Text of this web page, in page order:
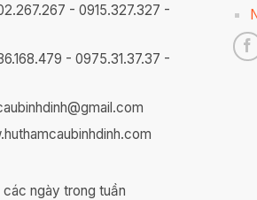
- 0915.327.327 -
- 0975.31.37.37 -
ngày trong tuần